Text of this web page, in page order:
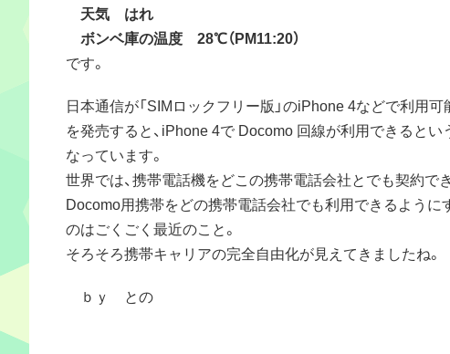
天気 はれ
ボンベ庫の温度 28℃（PM11:20）
です。
日本通信が「SIMロックフリー版」のiPhone 4などで利用
を発売すると、iPhone 4で Docomo 回線が利用できるとい
なっています。
世界では、携帯電話機をどこの携帯電話会社とでも契約で
Docomo用携帯をどの携帯電話会社でも利用できるように
のはごくごく最近のこと。
そろそろ携帯キャリアの完全自由化が見えてきましたね。
ｂｙ との